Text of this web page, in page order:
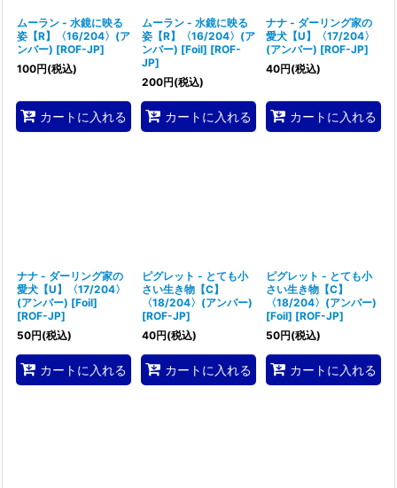
ムーラン - 水鏡に映る
姿【R】〈16/204〉(ア
ンバー) [ROF-JP]
100円(税込)
カートに入れる
ムーラン - 水鏡に映る
姿【R】〈16/204〉(ア
ンバー) [Foil] [ROF-
JP]
200円(税込)
カートに入れる
ナナ - ダーリング家の
愛犬【U】〈17/204〉
(アンバー) [ROF-JP]
40円(税込)
カートに入れる
ナナ - ダーリング家の
愛犬【U】〈17/204〉
(アンバー) [Foil]
[ROF-JP]
50円(税込)
カートに入れる
ピグレット - とても小
さい生き物【C】
〈18/204〉(アンバー)
[ROF-JP]
40円(税込)
カートに入れる
ピグレット - とても小
さい生き物【C】
〈18/204〉(アンバー)
[Foil] [ROF-JP]
50円(税込)
カートに入れる